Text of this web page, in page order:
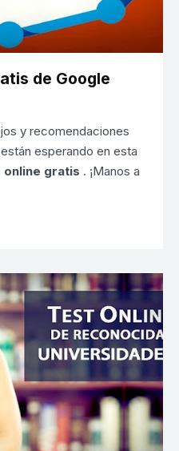
de Google
y recomendaciones
esperando en esta
online gratis . ¡Manos a